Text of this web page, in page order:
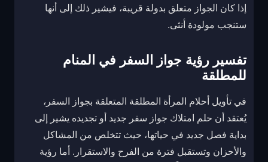
إذا كان الجواز متعلق بدولة قريبة، فيشير ذلك إلى أنها
ستنجب مولودة أنثى.
تفسير رؤية جواز السفر في المنام
للمطلقة
في تأويل أحلام المرأة المطلقة المتعلقة بجواز السفر،
يُعتقد أن حلم امتلاك جواز سفر جديد أو تجديده يشير إلى
بداية فصل جديد في حياتها، حيث تتخلص من المشاكل
والأحزان وتستقبل فترة من الفرح والاستقرار. أما رؤية